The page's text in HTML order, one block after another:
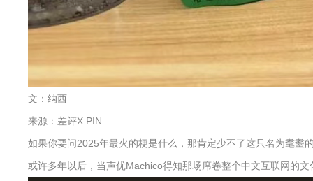
文：纳西
来源：差评X.PIN
如果你要问2025年最火的梗是什么，那肯定少不了这只名为耄耋
或许多年以后，当声优Machico得知那场席卷整个中文互联网的